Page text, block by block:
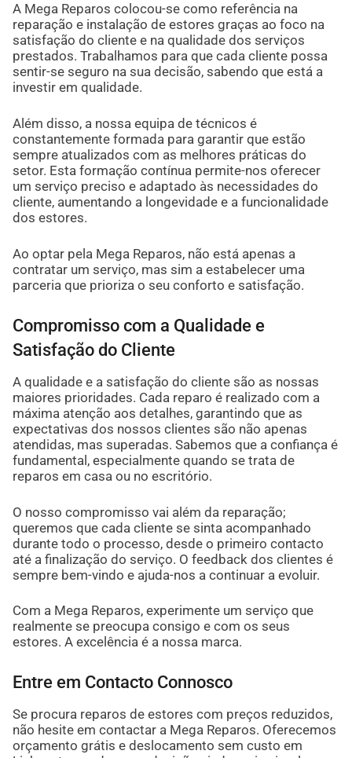
A Mega Reparos colocou-se como referência na
reparação e instalação de estores graças ao foco na
satisfação do cliente e na qualidade dos serviços
prestados. Trabalhamos para que cada cliente possa
sentir-se seguro na sua decisão, sabendo que está a
investir em qualidade.
Além disso, a nossa equipa de técnicos é
constantemente formada para garantir que estão
sempre atualizados com as melhores práticas do
setor. Esta formação contínua permite-nos oferecer
um serviço preciso e adaptado às necessidades do
cliente, aumentando a longevidade e a funcionalidade
dos estores.
Ao optar pela Mega Reparos, não está apenas a
contratar um serviço, mas sim a estabelecer uma
parceria que prioriza o seu conforto e satisfação.
Compromisso com a Qualidade e
Satisfação do Cliente
A qualidade e a satisfação do cliente são as nossas
maiores prioridades. Cada reparo é realizado com a
máxima atenção aos detalhes, garantindo que as
expectativas dos nossos clientes são não apenas
atendidas, mas superadas. Sabemos que a confiança é
fundamental, especialmente quando se trata de
reparos em casa ou no escritório.
O nosso compromisso vai além da reparação;
queremos que cada cliente se sinta acompanhado
durante todo o processo, desde o primeiro contacto
até a finalização do serviço. O feedback dos clientes é
sempre bem-vindo e ajuda-nos a continuar a evoluir.
Com a Mega Reparos, experimente um serviço que
realmente se preocupa consigo e com os seus
estores. A excelência é a nossa marca.
Entre em Contacto Connosco
Se procura reparos de estores com preços reduzidos,
não hesite em contactar a Mega Reparos. Oferecemos
orçamento grátis e deslocamento sem custo em